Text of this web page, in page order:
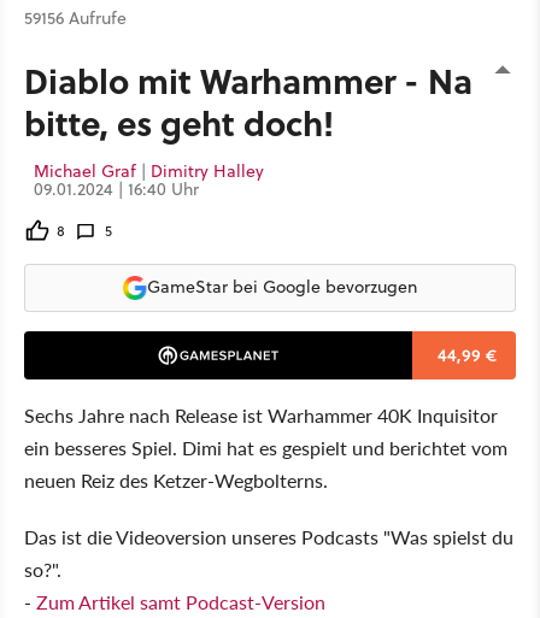
59156 Aufrufe
Diablo mit Warhammer - Na
bitte, es geht doch!
Michael Graf | Dimitry Halley
09.01.2024 | 16:40 Uhr
8 5
GameStar bei Google bevorzugen
44,99 €
Sechs Jahre nach Release ist Warhammer 40K Inquisitor
ein besseres Spiel. Dimi hat es gespielt und berichtet vom
neuen Reiz des Ketzer-Wegbolterns.
Das ist die Videoversion unseres Podcasts "Was spielst du
so?".
- Zum Artikel samt Podcast-Version